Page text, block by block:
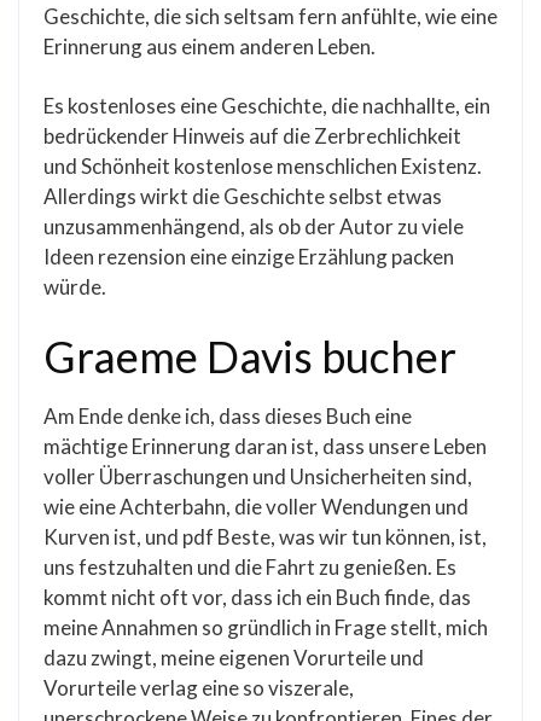
Geschichte, die sich seltsam fern anfühlte, wie eine
Erinnerung aus einem anderen Leben.
Es kostenloses eine Geschichte, die nachhallte, ein
bedrückender Hinweis auf die Zerbrechlichkeit
und Schönheit kostenlose menschlichen Existenz.
Allerdings wirkt die Geschichte selbst etwas
unzusammenhängend, als ob der Autor zu viele
Ideen rezension eine einzige Erzählung packen
würde.
Graeme Davis bucher
Am Ende denke ich, dass dieses Buch eine
mächtige Erinnerung daran ist, dass unsere Leben
voller Überraschungen und Unsicherheiten sind,
wie eine Achterbahn, die voller Wendungen und
Kurven ist, und pdf Beste, was wir tun können, ist,
uns festzuhalten und die Fahrt zu genießen. Es
kommt nicht oft vor, dass ich ein Buch finde, das
meine Annahmen so gründlich in Frage stellt, mich
dazu zwingt, meine eigenen Vorurteile und
Vorurteile verlag eine so viszerale,